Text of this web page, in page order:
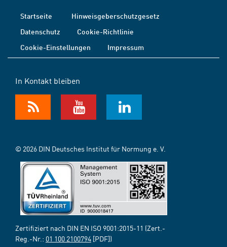
Startseite
Hinweisgeberschutzgesetz
Datenschutz
Cookie-Richtlinie
Cookie-Einstellungen
Impressum
In Kontakt bleiben
© 2026 DIN Deutsches Institut für Normung e. V.
Zertifiziert nach DIN EN ISO 9001:2015-11 (Zert.-
Reg.-Nr.: 01 100 2100794 [PDF])